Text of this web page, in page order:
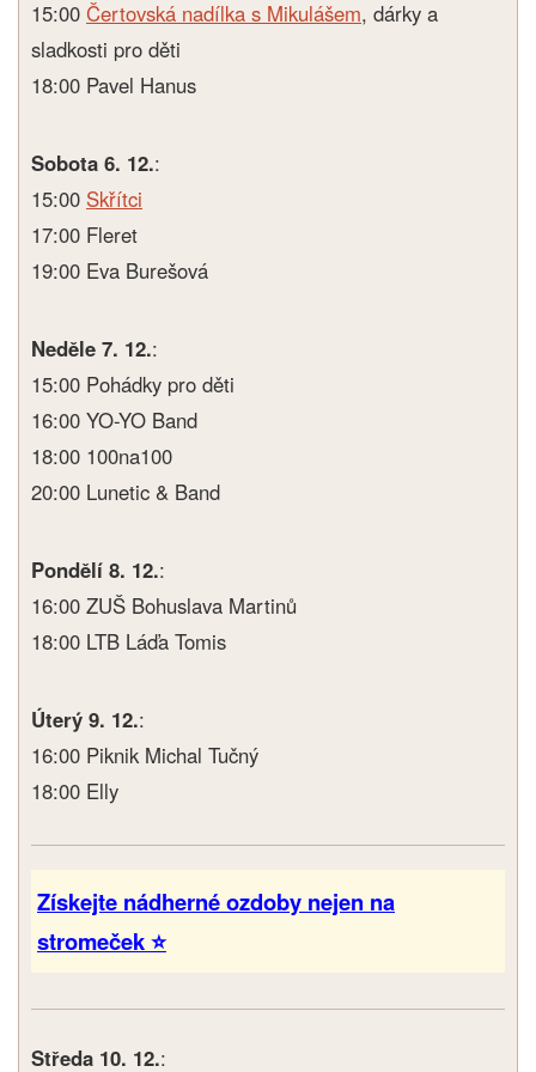
15:00 Čertovská nadílka s Mikulášem, dárky a
sladkosti pro děti
18:00 Pavel Hanus
Sobota 6. 12.:
15:00 Skřítci
17:00 Fleret
19:00 Eva Burešová
Neděle 7. 12.:
15:00 Pohádky pro děti
16:00 YO-YO Band
18:00 100na100
20:00 Lunetic & Band
Pondělí 8. 12.:
16:00 ZUŠ Bohuslava Martinů
18:00 LTB Láďa Tomis
Úterý 9. 12.:
16:00 Piknik Michal Tučný
18:00 Elly
Získejte nádherné ozdoby nejen na
stromeček ⭐
Středa 10. 12.: